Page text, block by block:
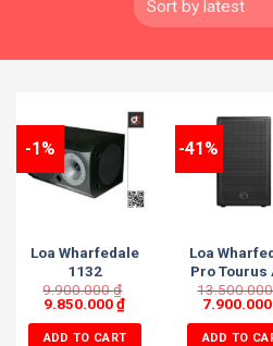
-1%
Loa Wharfedale
1132
9.900.000₫
9.850.000₫
ADD TO CART
-41%
Loa
Pro Tourus
12MBT
ADD TO